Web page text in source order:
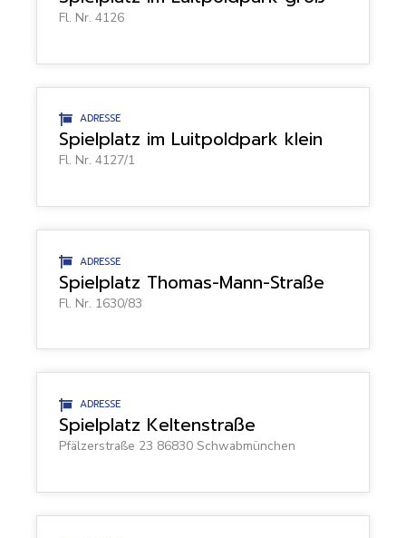
Fl. Nr. 4126
ADRESSE
Spielplatz im Luitpoldpark klein
Fl. Nr. 4127/1
ADRESSE
Spielplatz Thomas-Mann-Straße
Fl. Nr. 1630/83
ADRESSE
Spielplatz Keltenstraße
Pfälzerstraße 23 86830 Schwabmünchen